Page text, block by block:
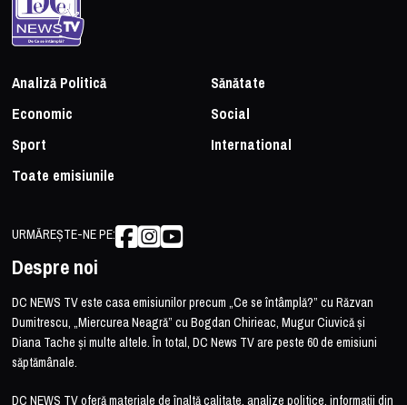
Analiză Politică
Sănătate
Economic
Social
Sport
International
Toate emisiunile
URMĂREȘTE-NE PE:
Despre noi
DC NEWS TV este casa emisiunilor precum „Ce se întâmplă?” cu Răzvan
Dumitrescu, „Miercurea Neagră” cu Bogdan Chirieac, Mugur Ciuvică și
Diana Tache și multe altele. În total, DC News TV are peste 60 de emisiuni
săptămânale.
DC NEWS TV oferă materiale de înaltă calitate, analize politice, informații din